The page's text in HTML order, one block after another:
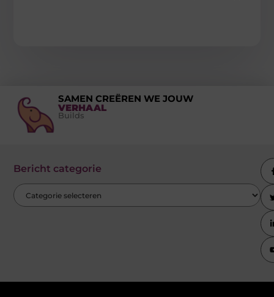
SAMEN CREËREN WE JOUW
VERHAAL
Builds
Bericht categorie